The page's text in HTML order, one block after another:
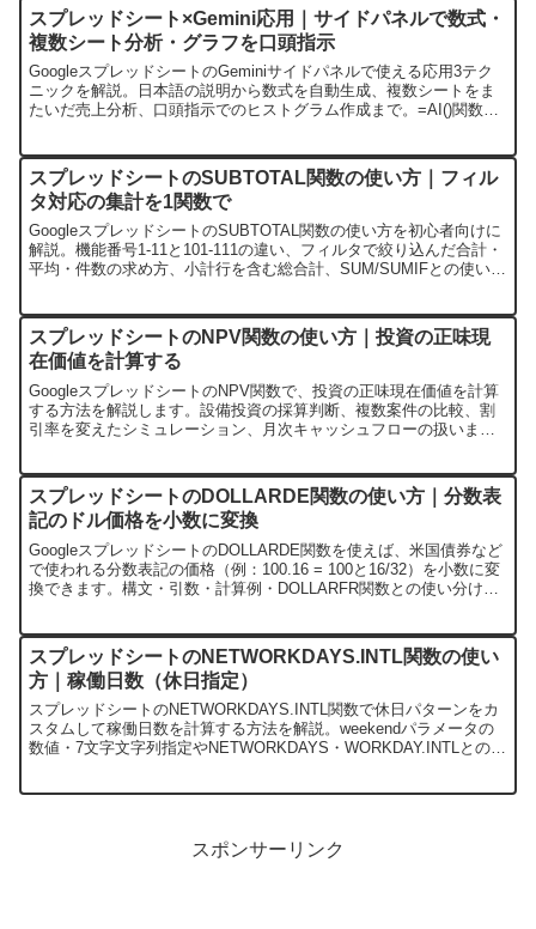
スプレッドシート×Gemini応用｜サイドパネルで数式・
複数シート分析・グラフを口頭指示
GoogleスプレッドシートのGeminiサイドパネルで使える応用3テク
ニックを解説。日本語の説明から数式を自動生成、複数シートをま
たいだ売上分析、口頭指示でのヒストグラム作成まで。=AI()関数と
スプレッドシートのSUBTOTAL関数の使い方｜フィル
タ対応の集計を1関数で
GoogleスプレッドシートのSUBTOTAL関数の使い方を初心者向けに
解説。機能番号1-11と101-111の違い、フィルタで絞り込んだ合計・
平均・件数の求め方、小計行を含む総合計、SUM/SUMIFとの使い分
スプレッドシートのNPV関数の使い方｜投資の正味現
在価値を計算する
GoogleスプレッドシートのNPV関数で、投資の正味現在価値を計算
する方法を解説します。設備投資の採算判断、複数案件の比較、割
引率を変えたシミュレーション、月次キャッシュフローの扱いま
スプレッドシートのDOLLARDE関数の使い方｜分数表
記のドル価格を小数に変換
GoogleスプレッドシートのDOLLARDE関数を使えば、米国債券など
で使われる分数表記の価格（例：100.16 = 100と16/32）を小数に変
換できます。構文・引数・計算例・DOLLARFR関数との使い分け・
スプレッドシートのNETWORKDAYS.INTL関数の使い
方｜稼働日数（休日指定）
スプレッドシートのNETWORKDAYS.INTL関数で休日パターンをカ
スタムして稼働日数を計算する方法を解説。weekendパラメータの
数値・7文字文字列指定やNETWORKDAYS・WORKDAY.INTLとの違
スポンサーリンク